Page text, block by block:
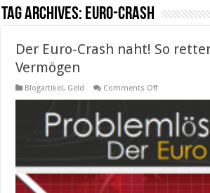
Tag Archives: Euro-Crash
Der Euro-Crash naht! So
Vermögen
Blogartikel, Geld Comments Offon
Crash
naht!
retten
Sie
Ihr
Vermögen